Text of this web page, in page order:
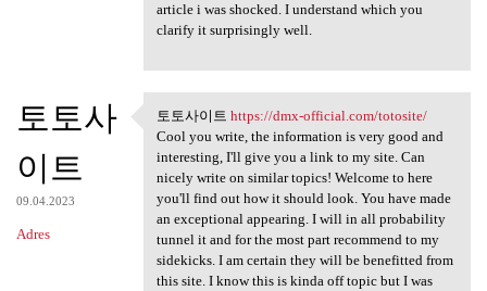
article i was shocked. I understand which you
clarify it surprisingly well.
토토사
이트
09.04.2023
Adres
토토사이트 https://dmx-official
토토사이트 https://dmx-official.com/totosite/
Cool you write, the information is very good and
interesting, I'll give you a link to my site. Can
nicely write on similar topics! Welcome to here
you'll find out how it should look. You have made
an exceptional appearing. I will in all probability
tunnel it and for the most part recommend to my
sidekicks. I am certain they will be benefitted from
this site. I know this is kinda off topic but I was